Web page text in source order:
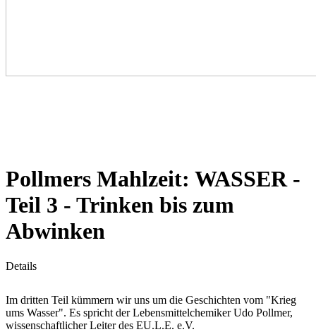
Pollmers Mahlzeit: WASSER -
Teil 3 - Trinken bis zum
Abwinken
Details
Im dritten Teil kümmern wir uns um die Geschichten vom "Krieg
ums Wasser". Es spricht der Lebensmittelchemiker Udo Pollmer,
wissenschaftlicher Leiter des EU.L.E. e.V.